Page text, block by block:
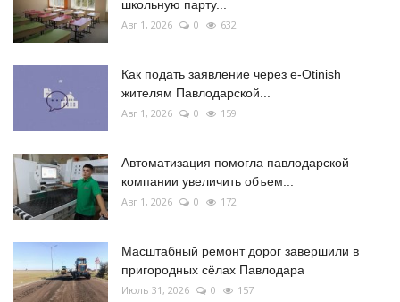
школьную парту...
Авг 1, 2026 0 632
Как подать заявление через e-Otinish
жителям Павлодарской...
Авг 1, 2026 0 159
Автоматизация помогла павлодарской
компании увеличить объем...
Авг 1, 2026 0 172
Масштабный ремонт дорог завершили в
пригородных сёлах Павлодара
Июль 31, 2026 0 157